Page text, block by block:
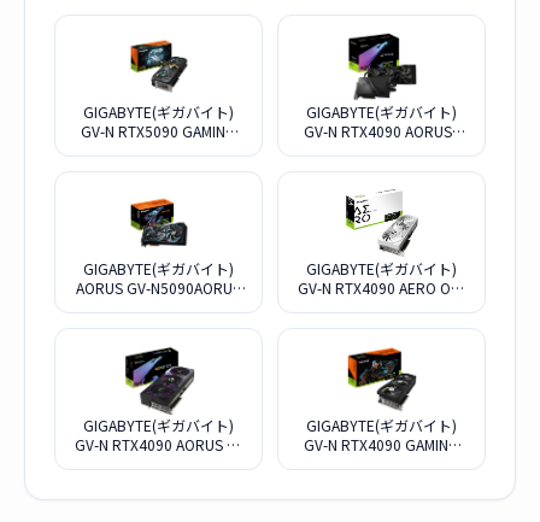
GIGABYTE(ギガバイト)
GV-N RTX5090 GAMING
GIGABYTE(ギガバイト)
GV-N RTX4090 AORUSX
GIGABYTE(ギガバイト)
AORUS GV-N5090AORUS
GIGABYTE(ギガバイト)
GV-N RTX4090 AERO OC-
GIGABYTE(ギガバイト)
GV-N RTX4090 AORUS M-
GIGABYTE(ギガバイト)
GV-N RTX4090 GAMING